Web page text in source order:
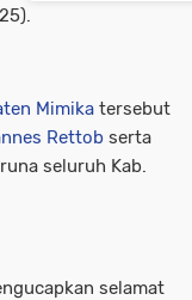
Mimika tersebut
Rettob serta
seluruh Kab.
selamat